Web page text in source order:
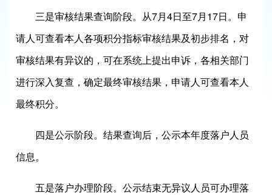
三是审核结果查询阶段。从7月4日至7月17日。申
请人可查看本人各项积分指标审核结果及初步排名，对
审核结果有异议的，可在系统上提出申诉，各相关部门
进行深入复查，确定最终审核结果，申请人可查看本人
最终积分。
四是公示阶段。结果查询后，公示本年度落户人员
信息。
五是落户办理阶段。公示结束无异议人员可办理落